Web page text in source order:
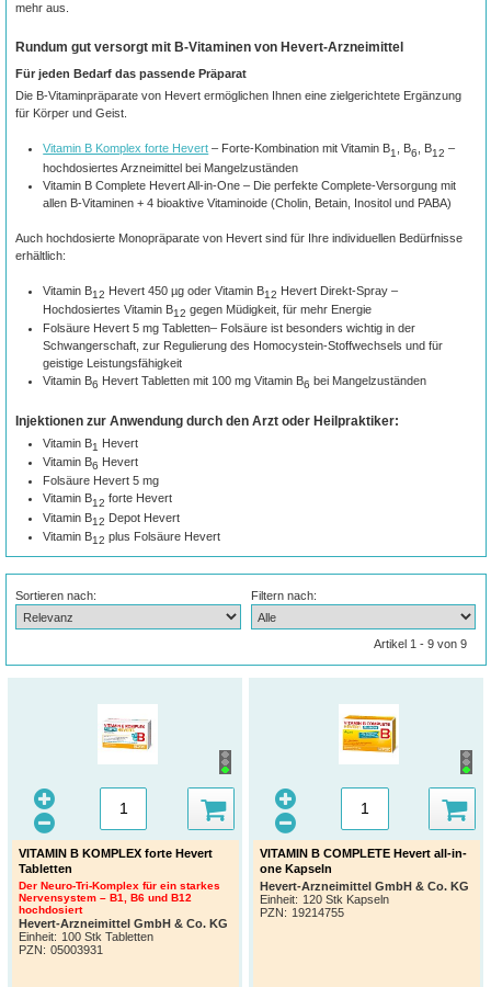
mehr aus.
Rundum gut versorgt mit B-Vitaminen von Hevert-Arzneimittel
Für jeden Bedarf das passende Präparat
Die B-Vitaminpräparate von Hevert ermöglichen Ihnen eine zielgerichtete Ergänzung
für Körper und Geist.
Vitamin B Komplex forte Hevert – Forte-Kombination mit Vitamin B1 , B6 , B12 –
hochdosiertes Arzneimittel bei Mangelzuständen
Vitamin B Complete Hevert All-in-One – Die perfekte Complete-Versorgung mit
allen B-Vitaminen + 4 bioaktive Vitaminoide (Cholin, Betain, Inositol und PABA)
Auch hochdosierte Monopräparate von Hevert sind für Ihre individuellen Bedürfnisse
erhältlich:
Vitamin B12 Hevert 450 µg oder Vitamin B12 Hevert Direkt-Spray –
Hochdosiertes Vitamin B12 gegen Müdigkeit, für mehr Energie
Folsäure Hevert 5 mg Tabletten– Folsäure ist besonders wichtig in der
Schwangerschaft, zur Regulierung des Homocystein-Stoffwechsels und für
geistige Leistungsfähigkeit
Vitamin B6 Hevert Tabletten mit 100 mg Vitamin B6 bei Mangelzuständen
Injektionen zur Anwendung durch den Arzt oder Heilpraktiker:
Vitamin B1 Hevert
Vitamin B6 Hevert
Folsäure Hevert 5 mg
Vitamin B12 forte Hevert
Vitamin B12 Depot Hevert
Vitamin B12 plus Folsäure Hevert
Sortieren nach: Filtern nach:
Artikel 1 - 9 von 9
VITAMIN B KOMPLEX forte Hevert
Tabletten
Der Neuro-Tri-Komplex für ein starkes
Nervensystem – B1, B6 und B12
hochdosiert
Hevert-Arzneimittel GmbH & Co. KG
Einheit: 100 Stk Tabletten
PZN: 05003931
VITAMIN B COMPLETE Hevert all-in-
one Kapseln
Hevert-Arzneimittel GmbH & Co. KG
Einheit: 120 Stk Kapseln
PZN: 19214755